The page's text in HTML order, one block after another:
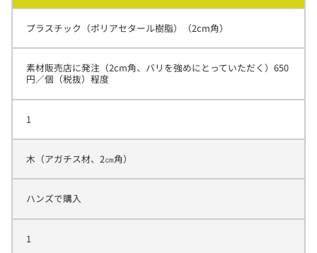
プラスチック（ポリアセタール樹脂）（2cm角）
素材販売店に発注（2cm角、バリを強めにとっていただく）650
円／個（税抜）程度
1
木（アガチス材、2㎝角）
ハンズで購入
1